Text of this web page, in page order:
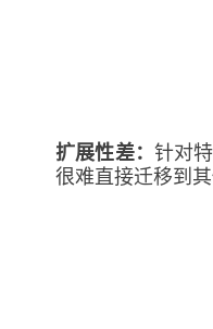
扩展性差：针对
很难直接迁移到